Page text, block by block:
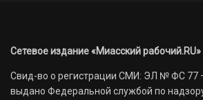
Сетевое издание «Миасский рабочий.RU»
Свид-во о регистрации СМИ: ЭЛ № ФС 77
выдано Федеральной службой по